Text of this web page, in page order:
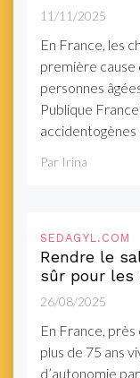
11/11/2025
En France, les
première cause
personnes
Publique
accidentogènes
Par Irina
SEDAGYL.COM
Rendre le
sûr pour les
26/08/2025
En France,
plus de 75 ans
d’autonomie